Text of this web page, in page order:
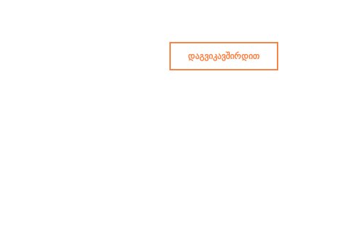
ᲓᲐᲒᲕᲘᲙᲐᲕᲨᲘᲠᲓᲘᲗ